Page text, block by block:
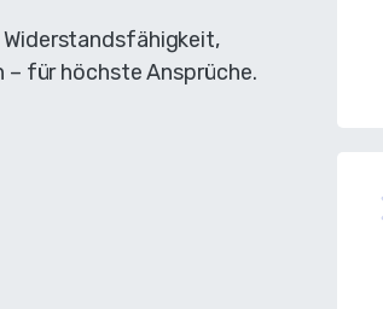
– für höchste Ansprüche.